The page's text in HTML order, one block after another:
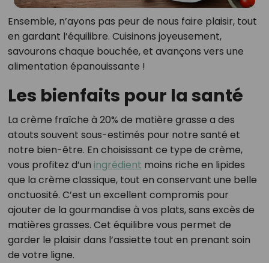
Ensemble, n’ayons pas peur de nous faire plaisir, tout
en gardant l’équilibre. Cuisinons joyeusement,
savourons chaque bouchée, et avançons vers une
alimentation épanouissante !
Les bienfaits pour la santé
La crème fraîche à 20% de matière grasse a des
atouts souvent sous-estimés pour notre santé et
notre bien-être. En choisissant ce type de crème,
vous profitez d’un ingrédient moins riche en lipides
que la crème classique, tout en conservant une belle
onctuosité. C’est un excellent compromis pour
ajouter de la gourmandise à vos plats, sans excès de
matières grasses. Cet équilibre vous permet de
garder le plaisir dans l’assiette tout en prenant soin
de votre ligne.